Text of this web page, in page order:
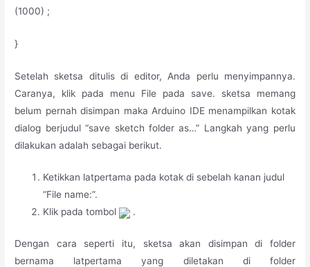
(1000) ;
}
Setelah sketsa ditulis di editor, Anda perlu menyimpannya.
Caranya, klik pada menu File pada save. sketsa memang
belum pernah disimpan maka Arduino IDE menampilkan kotak
dialog berjudul “save sketch folder as…” Langkah yang perlu
dilakukan adalah sebagai berikut.
Ketikkan latpertama pada kotak di sebelah kanan judul
“File name:”.
Klik pada tombol
.
Dengan cara seperti itu, sketsa akan disimpan di folder
bernama latpertama yang diletakan di folder